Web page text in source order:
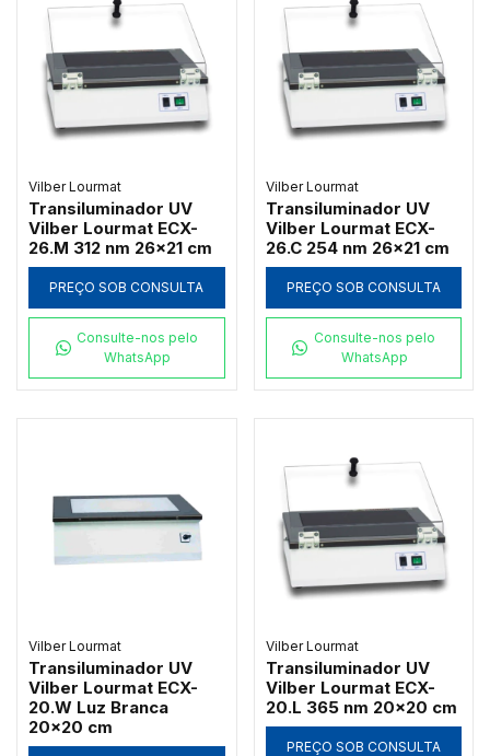
Vilber Lourmat
Transiluminador UV
Vilber Lourmat ECX-
26.M 312 nm 26x21 cm
PREÇO SOB CONSULTA
Consulte-nos pelo
WhatsApp
Vilber Lourmat
Transiluminador UV
Vilber Lourmat ECX-
26.C 254 nm 26x21 cm
PREÇO SOB CONSULTA
Consulte-nos pelo
WhatsApp
Vilber Lourmat
Transiluminador UV
Vilber Lourmat ECX-
20.W Luz Branca
20x20 cm
Vilber Lourmat
Transiluminador UV
Vilber Lourmat ECX-
20.L 365 nm 20x20 cm
PREÇO SOB CONSULTA